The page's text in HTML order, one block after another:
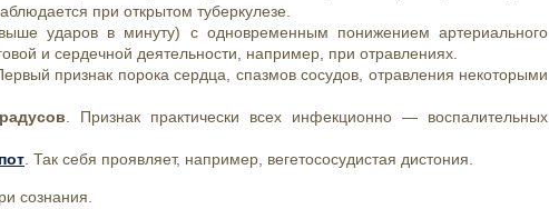
при открытом туберкулезе.
ударов в минуту) с одновременным понижением артериального
и сердечной деятельности, например, при отравлениях.
признак порока сердца, спазмов сосудов, отравления некоторыми
. Признак практически всех инфекционно — воспалительных
. Так себя проявляет, например, вегетососудистая дистония.
сознания.